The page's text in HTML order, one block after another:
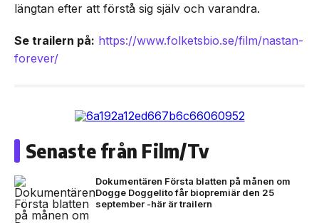
längtan efter att förstå sig själv och varandra.
Se trailern på: https://www.folketsbio.se/film/nastan-
forever/
Senaste från Film/Tv
Dokumentären Första blatten på månen om
Dogge Doggelito får biopremiär den 25
september -här är trailern